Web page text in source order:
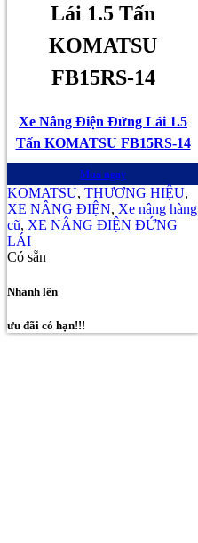
Lái 1.5 Tấn
KOMATSU
FB15RS-14
Xe Nâng Điện Đứng Lái 1.5
Tấn KOMATSU FB15RS-14
Mua ngay
KOMATSU, THƯƠNG HIỆU,
XE NÂNG ĐIỆN, Xe nâng hàng
cũ, XE NÂNG ĐIỆN ĐỨNG
LÁI
Có sẵn
Nhanh lên
ưu đãi có hạn!!!